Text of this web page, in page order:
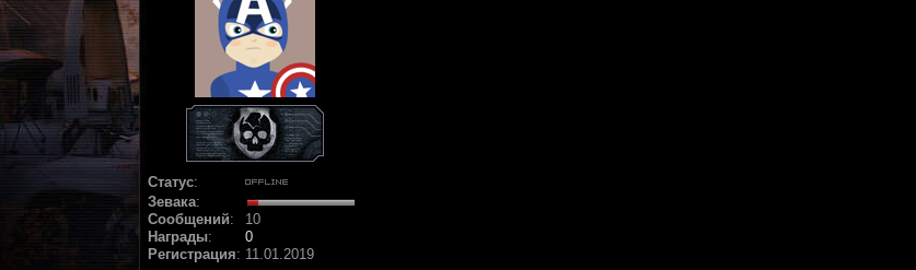
Статус:
Зевака:
Сообщений:
10
Награды:
0
Регистрация: 11.01.2019